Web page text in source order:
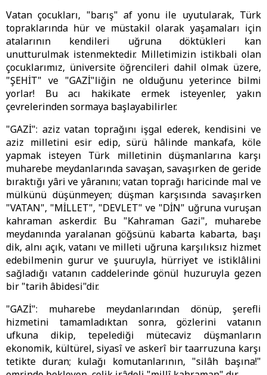
Vatan çocukları, "barış" af yonu ile uyutularak, Türk
topraklarında hür ve müstakil olarak yaşamaları için
atalarının kendileri uğruna döktükleri kan
unutturulmak istenmektedir. Milletimizin istikbali olan
çocuklarımız, üniversite öğrencileri dahil olmak üzere,
"ŞEHİT" ve "GAZİ"liğin ne olduğunu yeterince bilmi
yorlar! Bu acı hakikate ermek isteyenler, yakın
çevrelerinden sormaya başlayabilirler.
"GAZİ": aziz vatan toprağını işgal ederek, kendisini ve
aziz milletini esir edip, sürü hâlinde mankafa, köle
yapmak isteyen Türk milletinin düşmanlarına karşı
muharebe meydanlarında savaşan, savaşırken de geride
bıraktığı yâri ve yâranını; vatan toprağı haricinde mal ve
mülkünü düşünmeyen; düşman karşısında savaşırken
"VATAN", "MİLLET", "DEVLET" ve "DİN" uğruna vuruşan
kahraman askerdir. Bu "Kahraman Gazi", muharebe
meydanında yaralanan göğsünü kabarta kabarta, başı
dik, alnı açık, vatanı ve milleti uğruna karşılıksız hizmet
edebilmenin gurur ve şuuruyla, hürriyet ve istiklâlini
sağladığı vatanın caddelerinde gönül huzuruyla gezen
bir "tarih âbidesi"dir.
"GAZİ": muharebe meydanlarından dönüp, şerefli
hizmetini tamamladıktan sonra, gözlerini vatanın
ufkuna dikip, tepelediği mütecaviz düşmanların
ekonomik, kültürel, siyasî ve askerî bir taarruzuna karşı
tetikte duran; kulağı komutanlarının, "silâh başına!"